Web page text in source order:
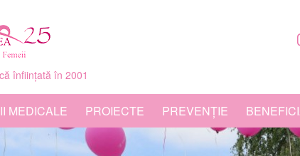
înființată în 2001
MEDICALE PROIECTE PREVENȚIE